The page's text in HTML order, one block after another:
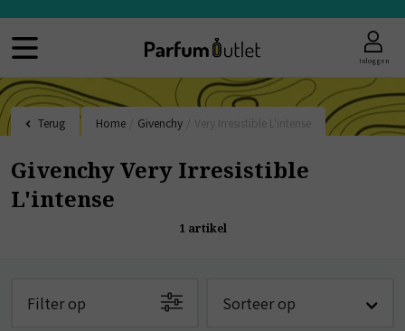
Inloggen
Terug Home Givenchy
Givenchy Very Irresistible
L'intense
1 artikel
Filter op Sorteer op